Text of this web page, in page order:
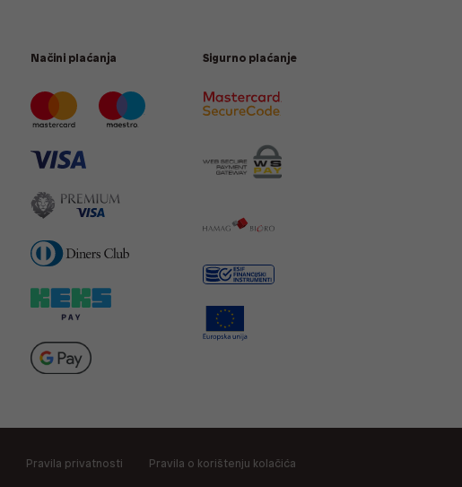
Načini plaćanja Sigurno plaćanje
Pravila privatnosti
Pravila o korištenju kolačića